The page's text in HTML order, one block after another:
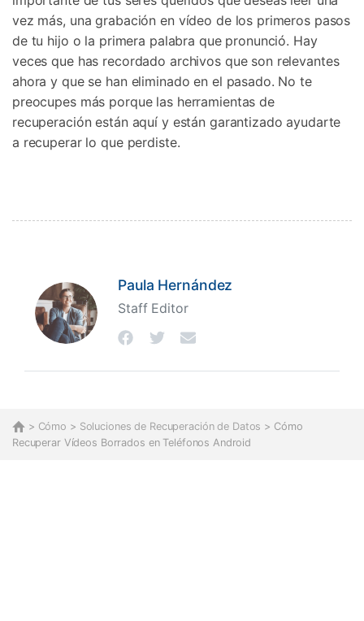
vez más, una grabación en vídeo de los primeros pasos
de tu hijo o la primera palabra que pronunció. Hay
veces que has recordado archivos que son relevantes
ahora y que se han eliminado en el pasado. No te
preocupes más porque las herramientas de
recuperación están aquí y están garantizado ayudarte
a recuperar lo que perdiste.
Paula Hernández
Staff Editor
> Cómo > Soluciones de Recuperación de Datos > Cómo
Recuperar Vídeos Borrados en Teléfonos Android